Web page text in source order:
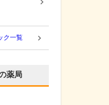
ク一覧
薬局